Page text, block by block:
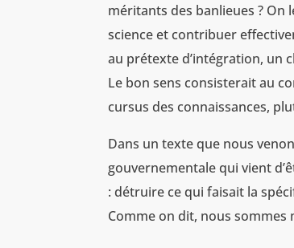
méritants des banlieues ? On
science et contribuer
au prétexte d’intégration, un
Le bon sens consisterait au
cursus des connaissances,
Dans un texte que nous
gouvernementale qui vient
: détruire ce qui faisait la
Comme on dit, nous sommes